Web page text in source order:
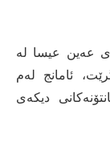
عەین عیسا لە
ئامانج لەم
دیكەی